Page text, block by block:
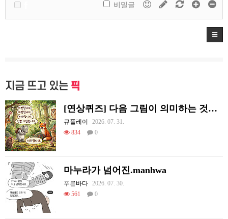
비밀글
지금 뜨고 있는 픽
[연상퀴즈] 다음 그림이 의미하는 것을 적어주세요
큐플레이
2026. 07. 31.
834
0
마누라가 넘어진.manhwa
푸른바다 2026. 07. 30.
561
0